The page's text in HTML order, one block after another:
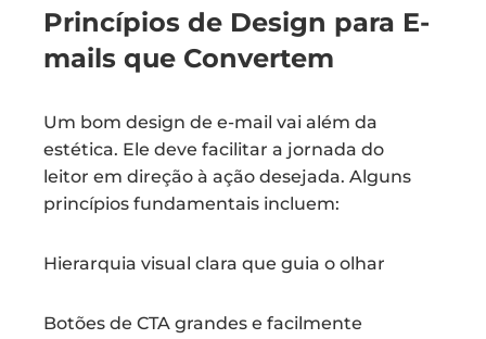
Princípios de Design para E-
mails que Convertem
Um bom design de e-mail vai além da
estética. Ele deve facilitar a jornada do
leitor em direção à ação desejada. Alguns
princípios fundamentais incluem:
Hierarquia visual clara que guia o olhar
Botões de CTA grandes e facilmente